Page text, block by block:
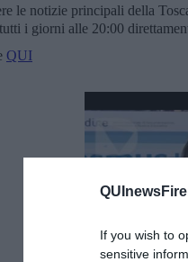
If you wish to
sensitive
le notizie principali della
i giorni alle 20:00
QUI